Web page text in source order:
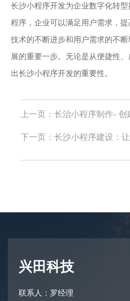
长沙小程序开发为企业数字化转
程序，企业可以满足用户需求，
技术的不断进步和用户需求的不
展的重要一步。无论是从便捷性
出长沙小程序开发的重要性。
上一页：长治小程序制作-
下一页：长沙小程序建设：
兴田科技
联系人：罗经理